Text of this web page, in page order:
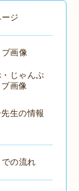
ージ
画像
じゃんぷ
画像
生の情報
の流れ